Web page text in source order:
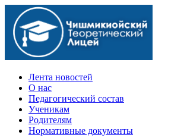
Официальный сайт учебного заведения
Лента новостей
О нас
Педагогический состав
Ученикам
Родителям
Нормативные документы